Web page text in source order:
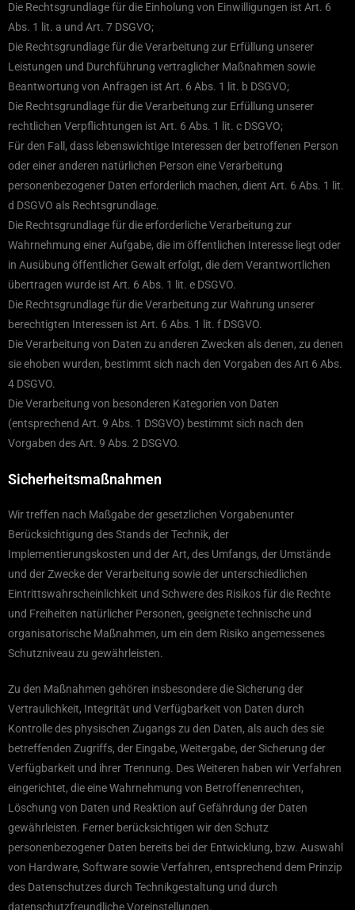
Die Rechtsgrundlage für die Einholung von Einwilligungen ist Art. 6
Abs. 1 lit. a und Art. 7 DSGVO;
Die Rechtsgrundlage für die Verarbeitung zur Erfüllung unserer
Leistungen und Durchführung vertraglicher Maßnahmen sowie
Beantwortung von Anfragen ist Art. 6 Abs. 1 lit. b DSGVO;
Die Rechtsgrundlage für die Verarbeitung zur Erfüllung unserer
rechtlichen Verpflichtungen ist Art. 6 Abs. 1 lit. c DSGVO;
Für den Fall, dass lebenswichtige Interessen der betroffenen Person
oder einer anderen natürlichen Person eine Verarbeitung
personenbezogener Daten erforderlich machen, dient Art. 6 Abs. 1 lit.
d DSGVO als Rechtsgrundlage.
Die Rechtsgrundlage für die erforderliche Verarbeitung zur
Wahrnehmung einer Aufgabe, die im öffentlichen Interesse liegt oder
in Ausübung öffentlicher Gewalt erfolgt, die dem Verantwortlichen
übertragen wurde ist Art. 6 Abs. 1 lit. e DSGVO.
Die Rechtsgrundlage für die Verarbeitung zur Wahrung unserer
berechtigten Interessen ist Art. 6 Abs. 1 lit. f DSGVO.
Die Verarbeitung von Daten zu anderen Zwecken als denen, zu denen
sie ehoben wurden, bestimmt sich nach den Vorgaben des Art 6 Abs.
4 DSGVO.
Die Verarbeitung von besonderen Kategorien von Daten
(entsprechend Art. 9 Abs. 1 DSGVO) bestimmt sich nach den
Vorgaben des Art. 9 Abs. 2 DSGVO.
Sicherheitsmaßnahmen
Wir treffen nach Maßgabe der gesetzlichen Vorgabenunter
Berücksichtigung des Stands der Technik, der
Implementierungskosten und der Art, des Umfangs, der Umstände
und der Zwecke der Verarbeitung sowie der unterschiedlichen
Eintrittswahrscheinlichkeit und Schwere des Risikos für die Rechte
und Freiheiten natürlicher Personen, geeignete technische und
organisatorische Maßnahmen, um ein dem Risiko angemessenes
Schutzniveau zu gewährleisten.
Zu den Maßnahmen gehören insbesondere die Sicherung der
Vertraulichkeit, Integrität und Verfügbarkeit von Daten durch
Kontrolle des physischen Zugangs zu den Daten, als auch des sie
betreffenden Zugriffs, der Eingabe, Weitergabe, der Sicherung der
Verfügbarkeit und ihrer Trennung. Des Weiteren haben wir Verfahren
eingerichtet, die eine Wahrnehmung von Betroffenenrechten,
Löschung von Daten und Reaktion auf Gefährdung der Daten
gewährleisten. Ferner berücksichtigen wir den Schutz
personenbezogener Daten bereits bei der Entwicklung, bzw. Auswahl
von Hardware, Software sowie Verfahren, entsprechend dem Prinzip
des Datenschutzes durch Technikgestaltung und durch
datenschutzfreundliche Voreinstellungen.